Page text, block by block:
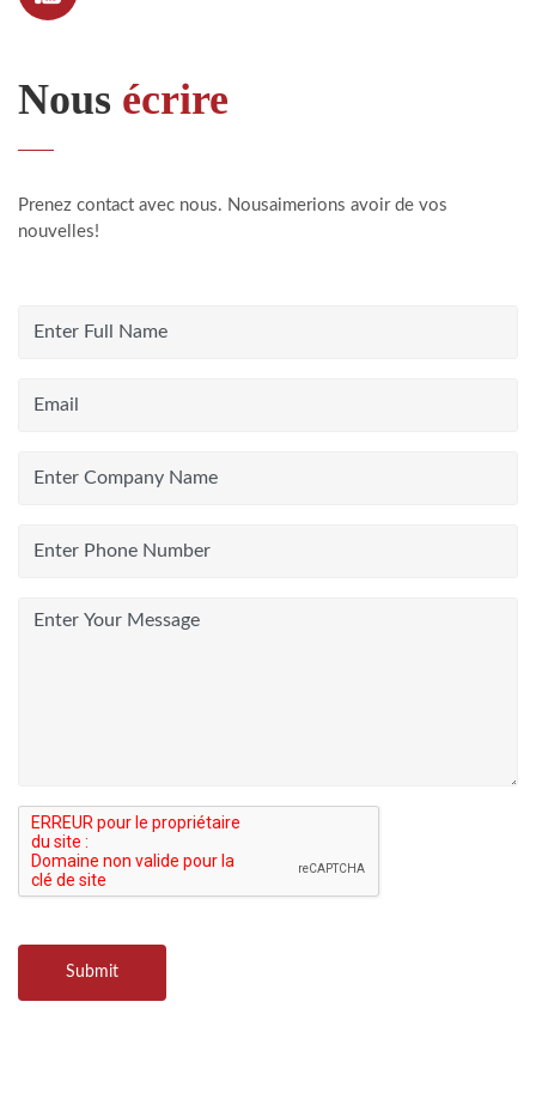
Nous écrire
Prenez contact avec nous. Nousaimerions avoir de vos
nouvelles!